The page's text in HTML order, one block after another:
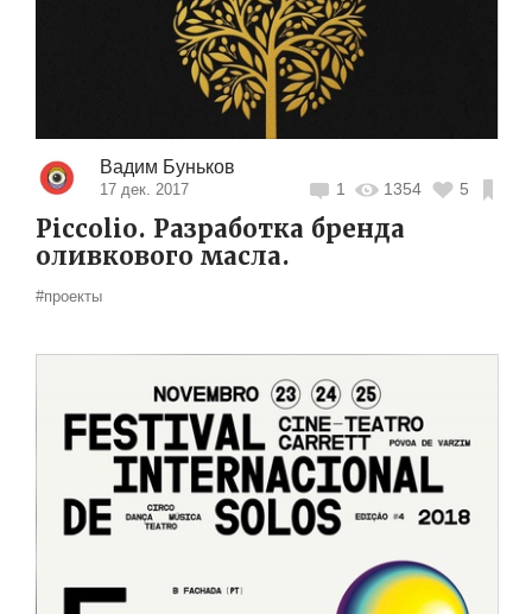
Вадим Буньков
17 дек. 2017 1 1354 5
Piccolio. Разработка бренда
оливкового масла.
#проекты